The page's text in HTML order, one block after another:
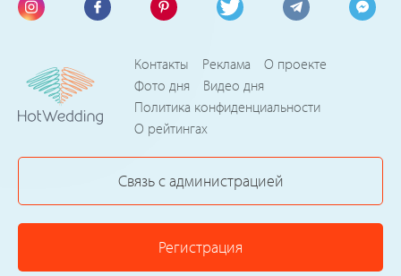
Контакты Реклама
О проекте
Фото дня
Видео дня
Политика конфиденциальности
О рейтингах
Связь с администрацией
Регистрация